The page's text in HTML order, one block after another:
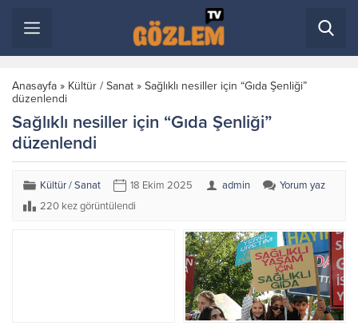
Anasayfa » Kültür / Sanat » Sağlıklı nesiller için “Gıda Şenliği”
düzenlendi
Sağlıklı nesiller için “Gıda Şenliği”
düzenlendi
Kültür / Sanat 18 Ekim 2025 admin
Yorum yaz
220 kez görüntülendi